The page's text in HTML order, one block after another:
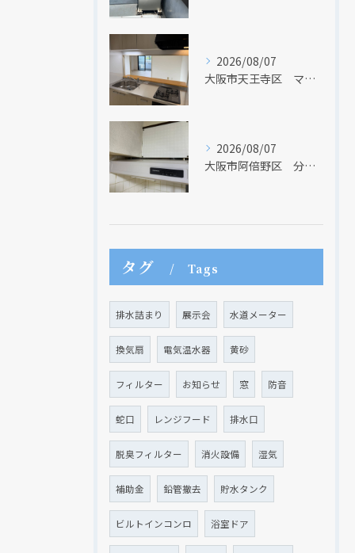
2026/08/07
大阪市天王寺区 マンションのキッチン取替及び内装リフォーム工事 クリナップ
2026/08/07
大阪市阿倍野区 分譲マンションのレンジフード取替リフォーム工事 タカラスタンダード
タグ Tags
排水詰まり 展示会 水道メーター
換気扇 電気温水器 黄砂
フィルター お知らせ 窓 防音
蛇口 レンジフード 排水口
脱臭フィルター 消火設備 湿気
補助金 鉛管撤去 貯水タンク
ビルトインコンロ 浴室ドア